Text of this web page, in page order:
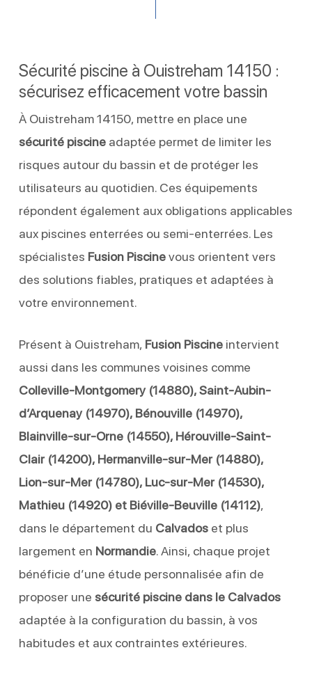
Sécurité piscine à Ouistreham 14150 :
sécurisez efficacement votre bassin
À Ouistreham 14150, mettre en place une
sécurité piscineadaptée permet de limiter les
risques autour du bassin et de protéger les
utilisateurs au quotidien. Ces équipements
répondent également aux obligations applicables
aux piscines enterrées ou semi-enterrées. Les
spécialistes Fusion Piscinevous orientent vers
des solutions fiables, pratiques et adaptées à
votre environnement.
Présent à Ouistreham, Fusion Piscineintervient
aussi dans les communes voisines comme
Colleville-Montgomery (14880), Saint-Aubin-
d’Arquenay (14970), Bénouville (14970),
Blainville-sur-Orne (14550), Hérouville-Saint-
Clair (14200), Hermanville-sur-Mer (14880),
Lion-sur-Mer (14780), Luc-sur-Mer (14530),
Mathieu (14920) et Biéville-Beuville (14112),
dans le département du Calvadoset plus
largement en Normandie. Ainsi, chaque projet
bénéficie d’une étude personnalisée afin de
proposer une sécurité piscine dans le Calvados
adaptée à la configuration du bassin, à vos
habitudes et aux contraintes extérieures.